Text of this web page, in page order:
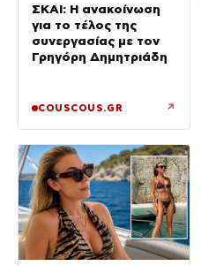
ΣΚΑΙ: Η ανακοίνωση
για το τέλος της
συνεργασίας με τον
Γρηγόρη Δημητριάδη
COUSCOUS.GR ↗